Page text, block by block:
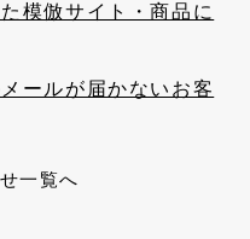
模倣サイト・商品に
ールが届かないお客
一覧へ